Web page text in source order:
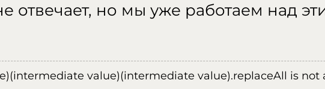
отвечает, но мы уже работаем над
value)(intermediate value).replaceAll is not